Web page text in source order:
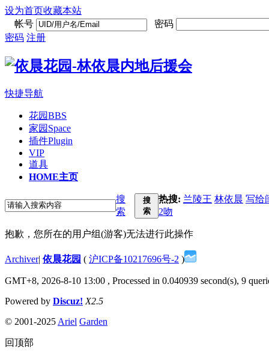
设为首页收藏本站
帐号
密码
密码 注册
快捷导航
花园BBS
家园 Space
插件Plugin
VIP
道具
HOME主页
搜
索
搜
索
热搜: 兰陵王 林依晨 写给
2吻
抱歉，您所在的用户组(游客)无法进行此操作
Archiver| 依晨花园 ( 沪ICP备10217696号-2 )
GMT+8, 2026-8-10 13:00 , Processed in 0.040939 second(s), 9
Powered by Discuz! X2.5
© 2001-2025 Ariel Garden
回顶部